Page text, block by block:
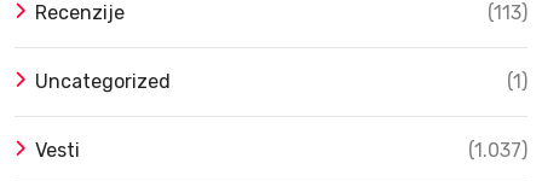
Recenzije (113)
Uncategorized (1)
Vesti (1.037)